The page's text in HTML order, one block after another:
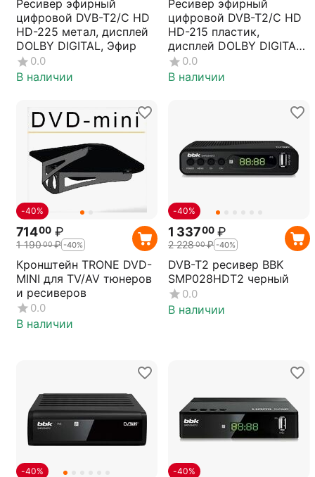
Ресивер эфирный
цифровой DVB-T2/C HD
HD-225 метал, дисплей
DOLBY DIGITAL, Эфир
0.0
В наличии
Ресивер эфирный
цифровой DVB-T2/C HD
HD-215 пластик,
дисплей DOLBY DIGITAL,
Эфир
0.0
В наличии
-40%
71400 ₽
1 19000₽ -40%
Кронштейн TRONE DVD-
MINI для TV/AV тюнеров
и ресиверов
0.0
В наличии
-40%
1 33700 ₽
2 22800₽ -40%
DVB-T2 ресивер BBK
SMP028HDT2 черный
0.0
В наличии
-40% -40%